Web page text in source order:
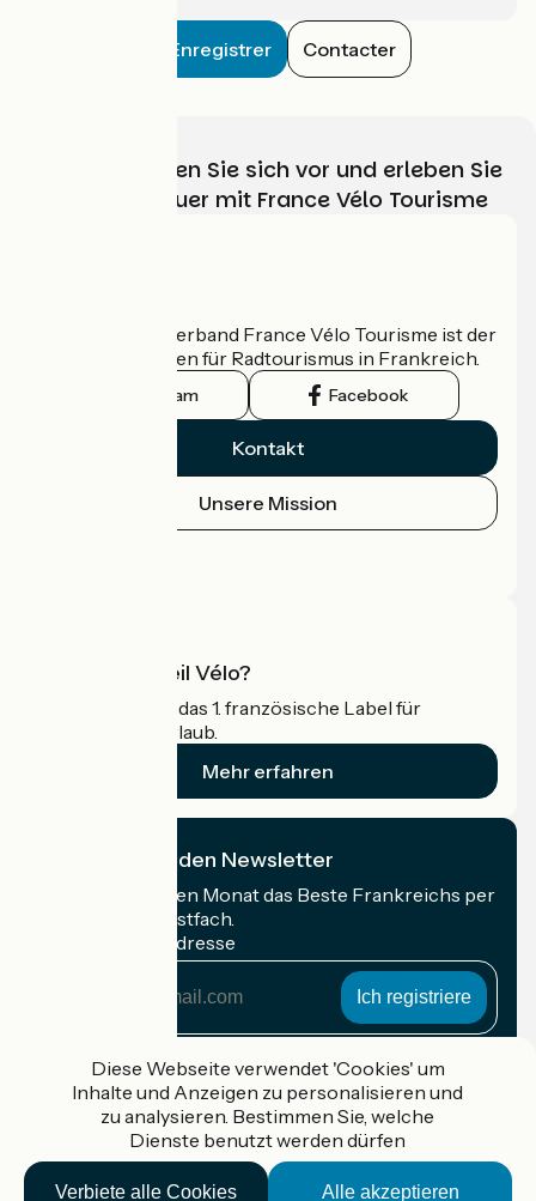
Enregistrer Contacter
Wählen, bereiten Sie sich vor und erleben Sie
Ihr Radabenteuer mit France Vélo Tourisme
Der nationale Verband France Vélo Tourisme ist der
offizielle Leitfaden für Radtourismus in Frankreich.
Instagram Facebook
Kontakt
Unsere Mission
Was ist Accueil Vélo?
Accueil Vélo ist das 1. französische Label für
Radfahrer im Urlaub.
Mehr erfahren
Ich abonniere den Newsletter
Erhalten Sie jeden Monat das Beste Frankreichs per
Rad in Ihrem Postfach.
Meine E-Mail-Adresse
Adresse
Gefördert im Rahmen von Destination France
Diese Webseite verwendet 'Cookies' um
Inhalte und Anzeigen zu personalisieren und
zu analysieren. Bestimmen Sie, welche
Dienste benutzt werden dürfen
Alle akzeptieren
Verbiete alle Cookies